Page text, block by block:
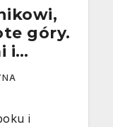
góry.
i
z
40
i